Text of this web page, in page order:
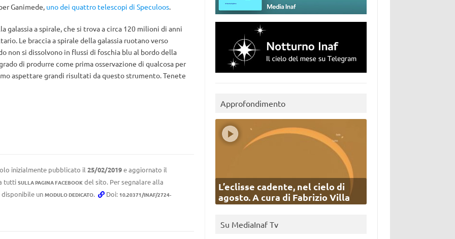
Ganimede, uno dei quattro telescopi di Speculoos.
galassia a spirale, che si trova a circa 120 milioni di anni
Le braccia a spirale della galassia ruotano verso
non si dissolvono in flussi di foschia blu al bordo della
di produrre come prima osservazione di qualcosa per
aspettare grandi risultati da questo strumento. Tenete
inizialmente pubblicato il 25/02/2019e aggiornato il
tutti SULLA PAGINA FACEBOOKdel sito. Per segnalare alla
disponibile un MODULO DEDICATO. Doi: 10.20371/INAF/2724-
Approfondimento
L’eclisse cadente, nel cielo di
agosto. A cura di Fabrizio Villa
Su MediaInaf Tv